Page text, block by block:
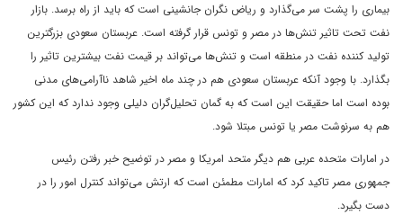
بیماری را پشت سر می‌گذارد و ریاض نگران جانشینی است که باید از راه برسد. بازار
نفت تحت تاثیر تنش‌ها در مصر و تونس قرار گرفته است. عربستان سعودی بزرگترین
تولید کننده نفت در منطقه است و تنش‌ها می‌تواند بر قیمت نفت بیشترین تاثیر را
بگذارد. با وجود آنکه عربستان سعودی هم در چند ماه اخیر شاهد ناآرامی‌های مدنی
بوده است اما حقیقت این است که به گمان تحلیل‌گران دلیلی وجود ندارد که این کشور
هم به سرنوشت مصر یا تونس مبتلا شود.
در امارات متحده عربی هم دیگر متحد امریکا و مصر در توضیح خبر رفتن رئیس
جمهوری مصر تاکید کرد که امارات مطمئن است که ارتش می‌تواند کنترل امور را در
دست بگیرد.